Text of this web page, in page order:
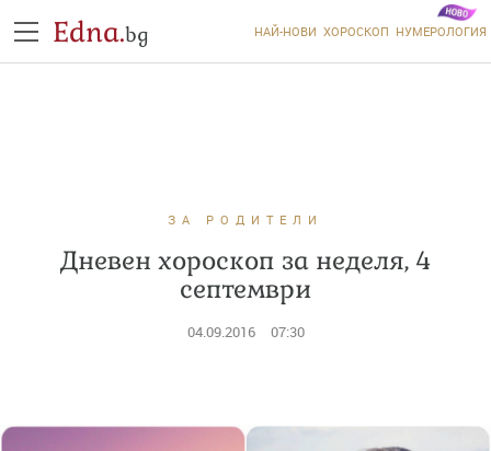
Edna.bg НАЙ-НОВИ ХОРОСКОП НУМЕРОЛОГИЯ
ЗА РОДИТЕЛИ
Дневен хороскоп за неделя, 4
септември
04.09.2016 07:30